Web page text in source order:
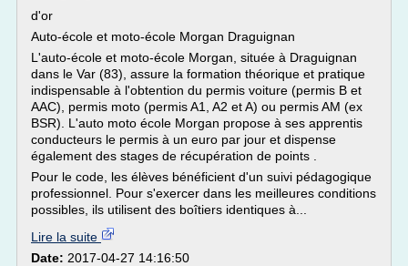
d'or
Auto-école et moto-école Morgan Draguignan
L'auto-école et moto-école Morgan, située à Draguignan
dans le Var (83), assure la formation théorique et pratique
indispensable à l'obtention du permis voiture (permis B et
AAC), permis moto (permis A1, A2 et A) ou permis AM (ex
BSR). L'auto moto école Morgan propose à ses apprentis
conducteurs le permis à un euro par jour et dispense
également des stages de récupération de points .
Pour le code, les élèves bénéficient d'un suivi pédagogique
professionnel. Pour s'exercer dans les meilleures conditions
possibles, ils utilisent des boîtiers identiques à...
Lire la suite
Date: 2017-04-27 14:16:50